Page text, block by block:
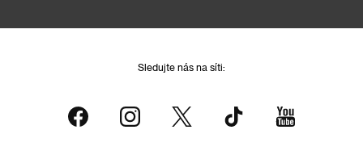
Sledujte nás na síti: